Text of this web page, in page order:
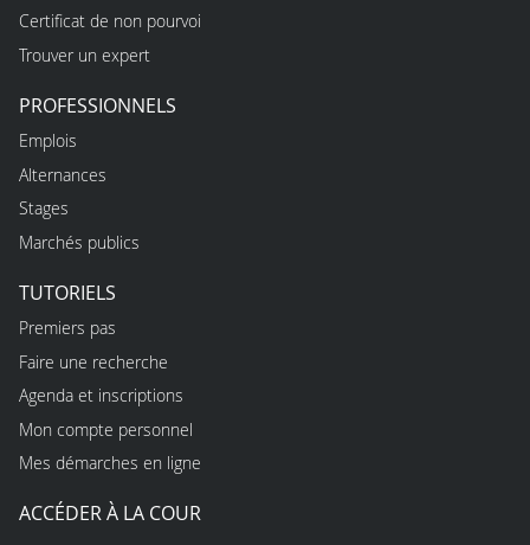
Certificat de non pourvoi
Trouver un expert
PROFESSIONNELS
Emplois
Alternances
Stages
Marchés publics
TUTORIELS
Premiers pas
Faire une recherche
Agenda et inscriptions
Mon compte personnel
Mes démarches en ligne
ACCÉDER À LA COUR